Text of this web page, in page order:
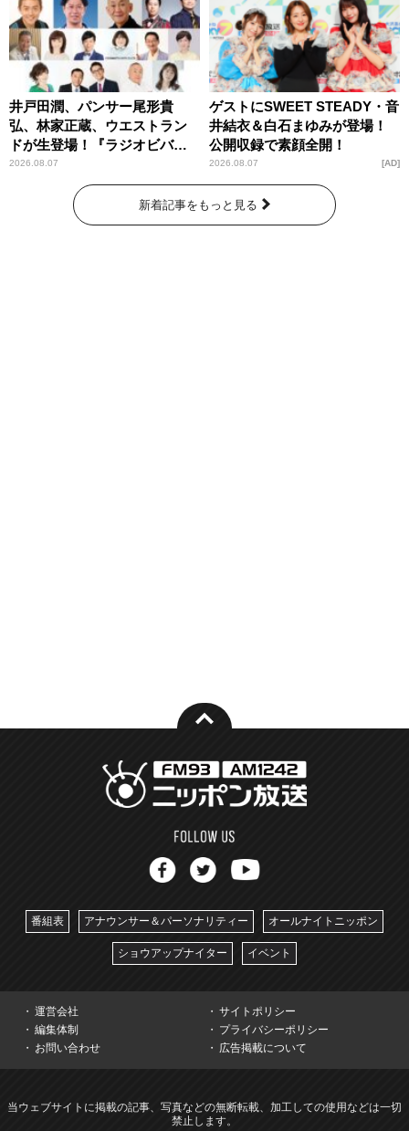
井戸田潤、パンサー尾形貴
弘、林家正蔵、ウエストラン
ドが生登場！『ラジオビバリ
ー昼ズ』
2026.08.07
ゲストにSWEET STEADY・音
井結衣＆白石まゆみが登場！
公開収録で素顔全開！
2026.08.07 AD
新着記事をもっと見る
番組表 アナウンサー＆パーソナリティー オールナイトニッポン
ショウアップナイター イベント
運営会社
サイトポリシー
編集体制
プライバシーポリシー
お問い合わせ
広告掲載について
当ウェブサイトに掲載の記事、写真などの無断転載、加工しての使用などは一切
禁止します。